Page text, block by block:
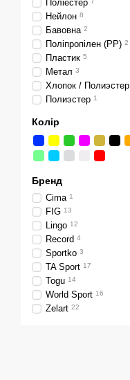
Поліестер
Нейлон 8
Бавовна 2
Поліпропілен (PP) 2
Пластик 5
Метал 3
Хлопок / Полиэстер
Полиэстер 1
Колір
Бренд
Cima 1
FIG 13
Lingo 12
Record 4
Sportko 3
TA Sport 17
Togu 14
World Sport 16
Zelart 22